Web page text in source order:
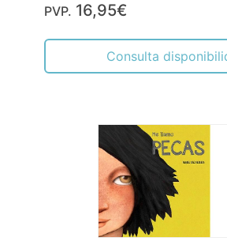
PVP. 16,95€
Consulta